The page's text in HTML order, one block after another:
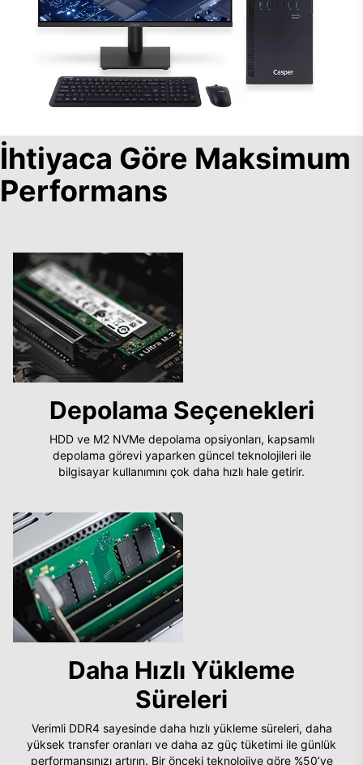
İhtiyaca Göre Maksimum
Performans
Depolama Seçenekleri
HDD ve M2 NVMe depolama opsiyonları, kapsamlı
depolama görevi yaparken güncel teknolojileri ile
bilgisayar kullanımını çok daha hızlı hale getirir.
Daha Hızlı Yükleme
Süreleri
Verimli DDR4 sayesinde daha hızlı yükleme süreleri, daha
yüksek transfer oranları ve daha az güç tüketimi ile günlük
performansınızı artırın. Bir önceki teknolojiye göre %50’ye